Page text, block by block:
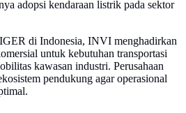
adopsi kendaraan listrik pada sektor
di Indonesia, INVI menghadirkan
untuk kebutuhan transportasi
kawasan industri. Perusahaan
pendukung agar operasional